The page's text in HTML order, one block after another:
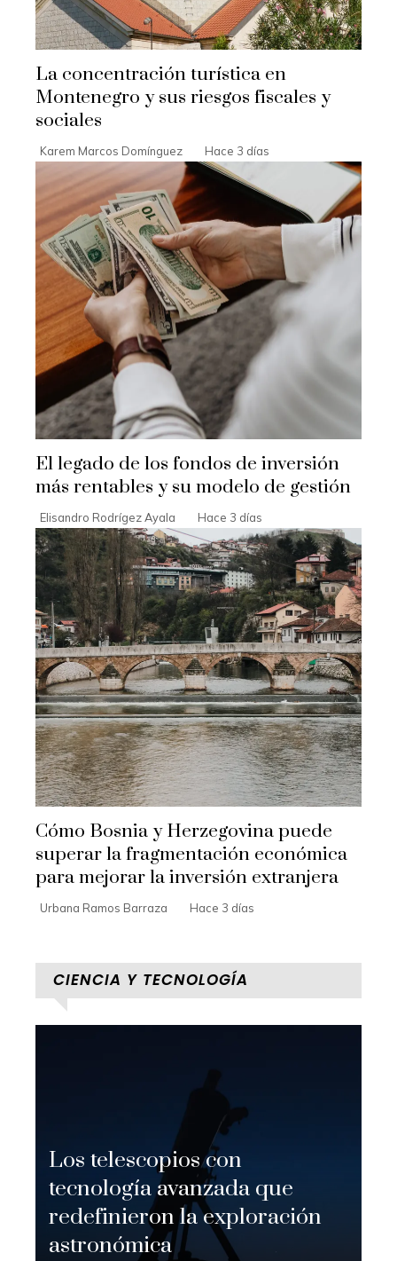
La concentración turística en
Montenegro y sus riesgos fiscales y
sociales
Karem Marcos Domínguez Hace 3 días
El legado de los fondos de inversión
más rentables y su modelo de gestión
Elisandro Rodrígez Ayala Hace 3 días
Cómo Bosnia y Herzegovina puede
superar la fragmentación económica
para mejorar la inversión extranjera
Urbana Ramos Barraza Hace 3 días
CIENCIA Y TECNOLOGÍA
Los telescopios con
tecnología avanzada que
redefinieron la exploración
astronómica